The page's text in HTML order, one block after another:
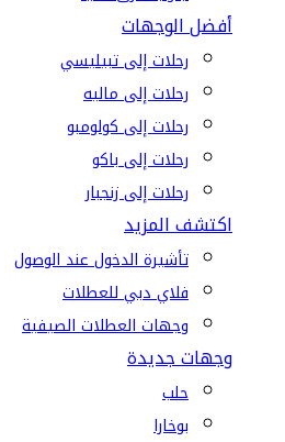
أفضل الوجهات
رحلات إلى تبيليسي
رحلات إلى ماليه
رحلات إلى كولومبو
رحلات إلى باكو
رحلات إلى زنجبار
اكتشف المزيد
تأشيرة الدخول عند الوصول
فلاي دبي للعطلات
وجهات العطلات الصيفية
وجهات جديدة
حلب
بوخارا